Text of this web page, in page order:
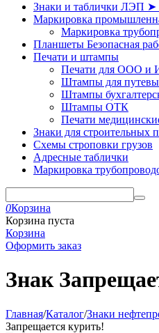
Знаки и таблички ЛЭП ➤
Маркировка
Маркировка
Планшеты Безопасная
Печати и штампы
Печати для ООО и
Штампы для
Штампы
Штампы ОТК
Печати
Знаки для строительных
Схемы строповки грузов
Адресные таблички
Маркировка
0Корзина
Корзина пуста
Корзина
Оформить заказ
Знак
Главная/Каталог/Знаки
Запрещается курить!